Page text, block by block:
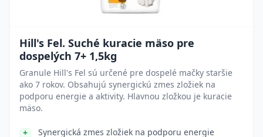
Hill's Fel. Suché kuracie mäso pre
dospelých 7+ 1,5kg
Granule Hill's Fel sú určené pre dospelé mačky staršie
ako 7 rokov. Obsahujú synergickú zmes zložiek na
podporu energie a aktivity. Hlavnou zložkou je kuracie
mäso.
Synergická zmes zložiek na podporu energie